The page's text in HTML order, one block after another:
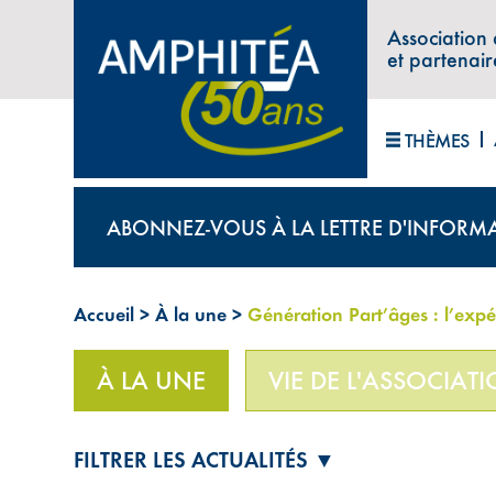
et
THÈMES
ABONNEZ-VOUS À LA LETTRE
Accueil > À la une > Génération Part’âges :
À LA UNE VIE DE
FILTRER LES ACTUALITÉS ▼